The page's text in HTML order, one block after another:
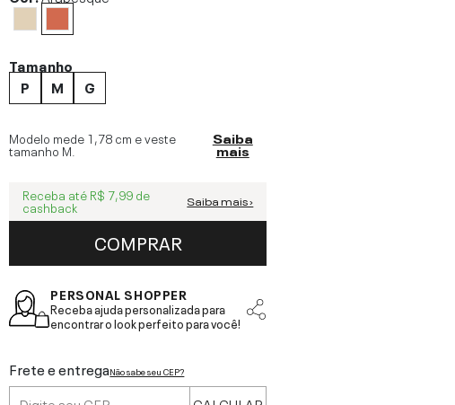
Tamanho
P
M G
Modelo mede 1,78 cm e veste
tamanho M
Saiba
mais
Receba até R$ 7,99 de
cashback Saiba mais ›
COMPRAR
PERSONAL SHOPPER
Receba ajuda personalizada para
encontrar o look perfeito para você!
Frete e entregaNão sabe seu CEP?